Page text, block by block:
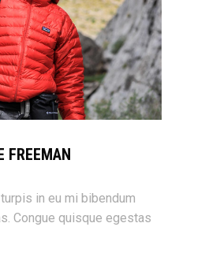
FREEMAN
in eu mi bibendum
Congue quisque egestas